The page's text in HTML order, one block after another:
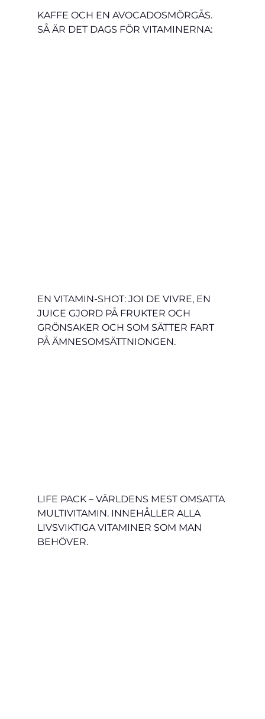
KAFFE OCH EN AVOCADOSMÖRGÅS.
SÅ ÄR DET DAGS FÖR VITAMINERNA:
EN VITAMIN-SHOT: JOI DE VIVRE, EN
JUICE GJORD PÅ FRUKTER OCH
GRÖNSAKER OCH SOM SÄTTER FART
PÅ ÄMNESOMSÄTTNIONGEN.
LIFE PACK – VÄRLDENS MEST OMSATTA
MULTIVITAMIN. INNEHÅLLER ALLA
LIVSVIKTIGA VITAMINER SOM MAN
BEHÖVER.